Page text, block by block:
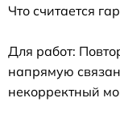
Что считается
Для работ:
напрямую
некорректный